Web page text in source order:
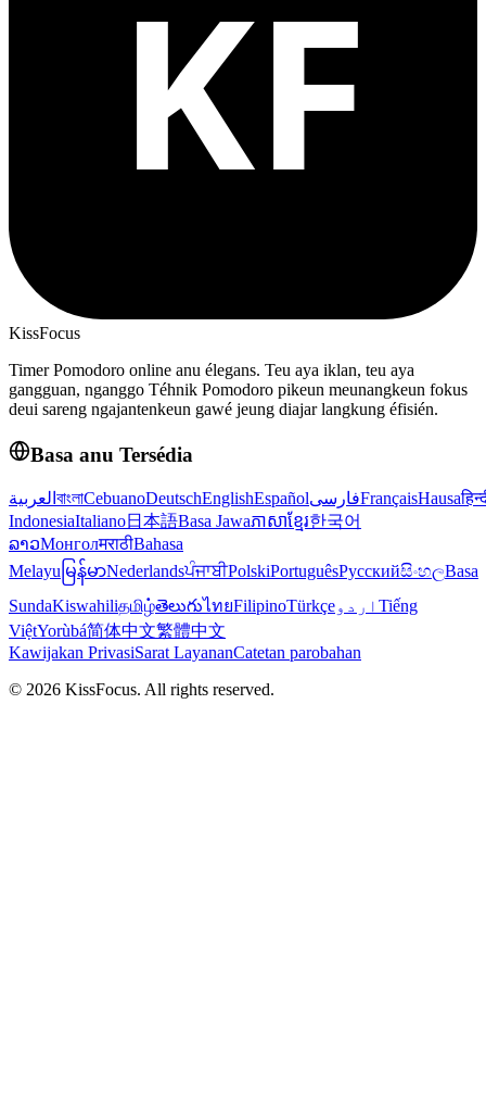
KissFocus
Timer Pomodoro online anu élegans. Teu aya iklan, teu aya
gangguan, nganggo Téhnik Pomodoro pikeun meunangkeun fokus
deui sareng ngajantenkeun gawé jeung diajar langkung éfisién.
Basa anu Tersédia
العربية বাংলাCebuanoDeutschEnglishEspañolفارسیFrançaisHausa
IndonesiaItaliano日本語Basa Jawaភាសាខ្មែរ한국어
ລາວМонголमराठीBahasa
Melayu မြန်မာNederlandsਪੰਜਾਬੀPolskiPortuguêsРусскийසිංහලBasa
SundaKiswahiliதமிழ்తెలుగుไทยFilipinoTürkçeاردو Tiếng
ViệtYorùbá简体中文繁體中文
Kawijakan PrivasiSarat LayananCatetan parobahan
© 2026 KissFocus. All rights reserved.